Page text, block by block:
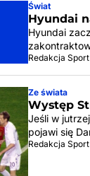
Świat
Hyundai
Hyundai
Redakcja
Ze świata
Występ
Jeśli w
pojawi się
Redakcja